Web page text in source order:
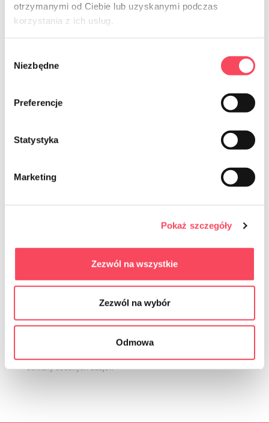
otrzymanymi od Ciebie lub uzyskanymi podczas
korzystania z ich usług.
zgody
Niezbędne
Preferencje
Statystyka
Marketing
Pokaż szczegóły
Zezwól na wszystkie
Zezwól na wybór
Odmowa
- +
Prihláste sa na odber noviniek
elektronických komunikačných prostriedkov v zmysle zákona zo
dňa 18.07.2002 o poskytovaní elektronických služieb (Zbierka
zákonov 2017.1219, konsolidované znenie) na poskytnutú e-mailovú
adresu ohľadom ponúkaných služieb súhlas je dobrovoľný a je
možné ho kedykoľvek odvolať kliknutím na príslušný odkaz na konci
e-mailu. Odvolanie súhlasu nemá vplyv na zákonnosť spracúvania
založeného na súhlase pred jeho odvolaním. Správca spracúva
údaje v súlade sZásadami ochrany osobných údajov. Pravidlá
ochrany osobných údajov.